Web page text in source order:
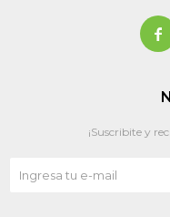

¡Suscribite y